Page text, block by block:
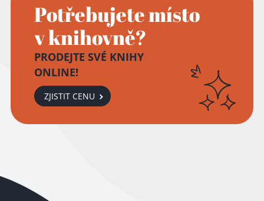
Potřebujete místo
v knihovně?
PRODEJTE SVÉ KNIHY
ONLINE!
ZJISTIT CENU